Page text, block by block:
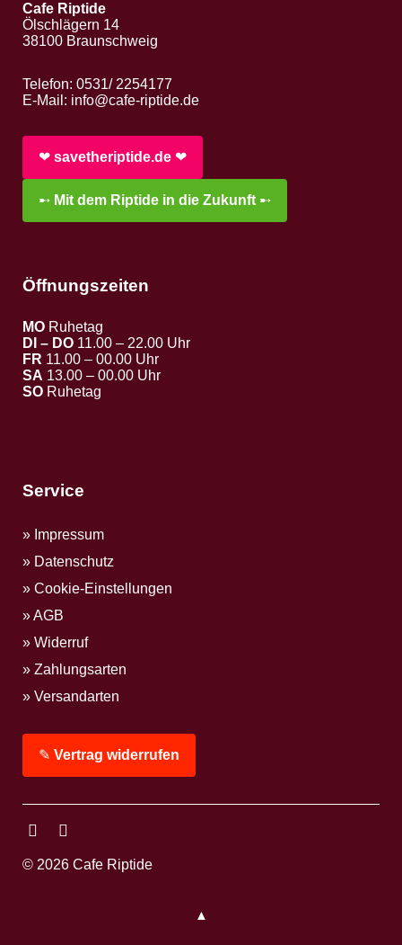
Cafe Riptide
Ölschlägern 14
38100 Braunschweig
Telefon: 0531/ 2254177
E-Mail: info@cafe-riptide.de
❤︎ savetheriptide.de ❤︎
➸ Mit dem Riptide in die Zukunft ➸
Öffnungszeiten
MO Ruhetag
DI – DO 11.00 – 22.00 Uhr
FR 11.00 – 00.00 Uhr
SA 13.00 – 00.00 Uhr
SO Ruhetag
Service
Impressum
Datenschutz
Cookie-Einstellungen
AGB
Widerruf
Zahlungsarten
Versandarten
✎ Vertrag widerrufen
FacebookInstagram
© 2026 Cafe Riptide